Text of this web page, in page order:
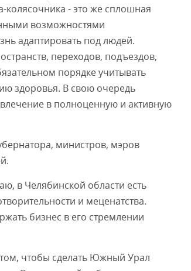
колясочника - это же сплошная
возможностями
адаптировать под людей.
переходов, подъездов,
порядке учитывать
здоровья. В свою очередь
в полноценную и активную
министров, мэров
в Челябинской области есть
и меценатства.
бизнес в его стремлении
чтобы сделать Южный Урал